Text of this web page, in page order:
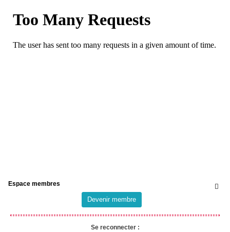

Espace membres
Devenir membre
Se reconnecter :